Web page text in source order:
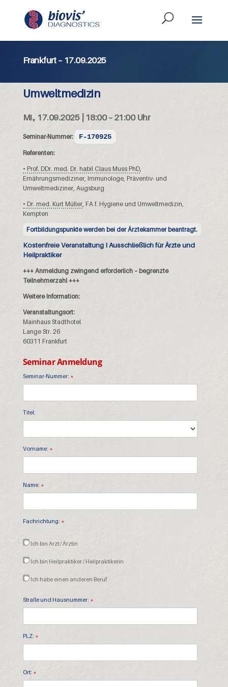
Frankfurt – 17.09.2025
Umweltmedizin
Mi., 17.09.2025 | 18:00 – 21:00 Uhr
Seminar-Nummer: F-170925
Referenten:
• Prof. DDr. med. Dr. habil Claus Muss PhD,
Ernährungsmediziner, Immunologe, Präventiv- und
Umweltmediziner, Augsburg
• Dr. med. Kurt Müller, FA f. Hygiene und Umweltmedizin,
Kempten
Fortbildungspunkte werden bei der Ärztekammer beantragt.
Kostenfreie Veranstaltung I Ausschließlich für Ärzte und
Heilpraktiker
+++ Anmeldung zwingend erforderlich – begrenzte
Teilnehmerzahl +++
Weitere Information:
Veranstaltungsort:
Mainhaus Stadthotel
Lange Str. 26
60311 Frankfurt
Seminar Anmeldung
Seminar-Nummer: *
Titel:
Vorname: *
Name: *
Fachrichtung: *
Ich bin Arzt / Ärztin
Ich bin Heilpraktiker / Heilpraktikerin
Ich habe einen anderen Beruf
Straße und Hausnummer: *
PLZ: *
Ort: *